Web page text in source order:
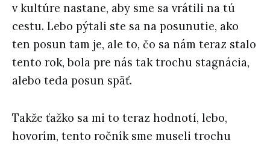
v kultúre nastane, aby sme sa vrátili na tú
cestu. Lebo pýtali ste sa na posunutie, ako
ten posun tam je, ale to, čo sa nám teraz stalo
tento rok, bola pre nás tak trochu stagnácia,
alebo teda posun späť.
Takže ťažko sa mi to teraz hodnotí, lebo,
hovorím, tento ročník sme museli trochu